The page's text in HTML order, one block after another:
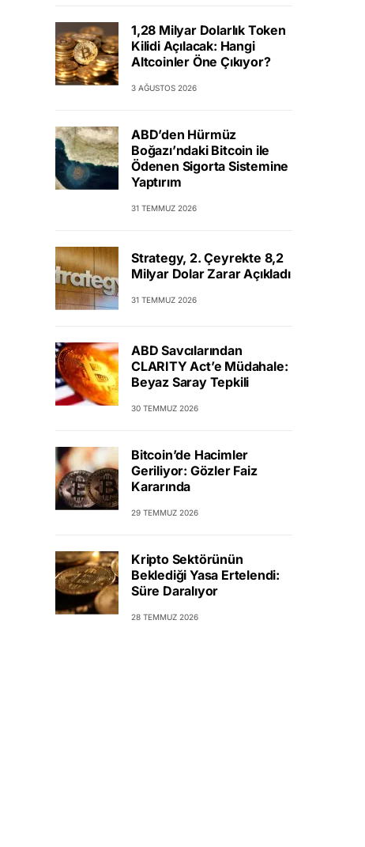
1,28 Milyar Dolarlık Token
Kilidi Açılacak: Hangi
Altcoinler Öne Çıkıyor?
3 AĞUSTOS 2026
ABD’den Hürmüz
Boğazı’ndaki Bitcoin ile
Ödenen Sigorta Sistemine
Yaptırım
31 TEMMUZ 2026
Strategy, 2. Çeyrekte 8,2
Milyar Dolar Zarar Açıkladı
31 TEMMUZ 2026
ABD Savcılarından
CLARITY Act’e Müdahale:
Beyaz Saray Tepkili
30 TEMMUZ 2026
Bitcoin’de Hacimler
Geriliyor: Gözler Faiz
Kararında
29 TEMMUZ 2026
Kripto Sektörünün
Beklediği Yasa Ertelendi:
Süre Daralıyor
28 TEMMUZ 2026